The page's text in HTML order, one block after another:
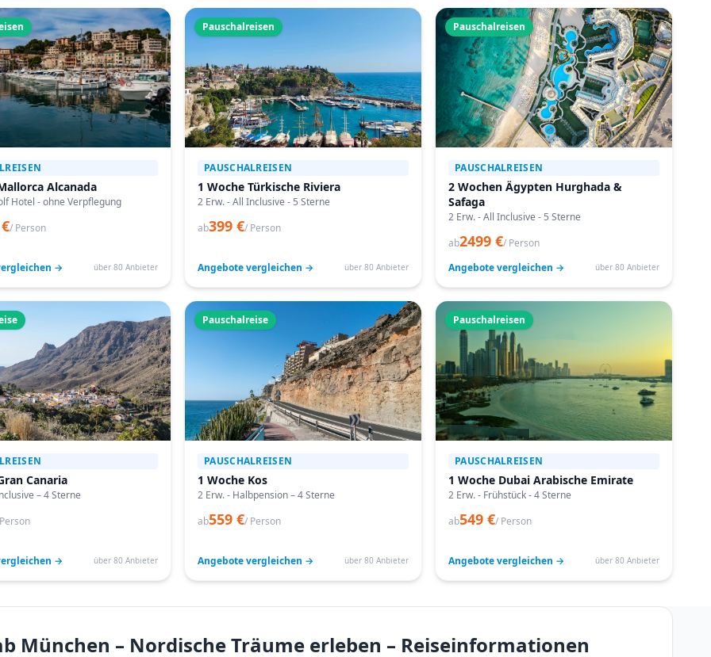
Alcanada
Hotel - ohne Verpflegung
/ Person
→ über 80 Anbieter
Pauschalreisen
PAUSCHALREISEN
1 Woche Türkische Riviera
2 Erw. - All Inclusive - 5 Sterne
ab399 €/ Person
Angebote vergleichen → über 80 Anbieter
Pauschalreisen
PAUSCHALREISEN
2 Wochen Ägypten Hurghada &
Safaga
2 Erw. - All Inclusive - 5 Sterne
ab2499 €/ Person
Angebote vergleichen →
über 80 Anbieter
Canaria
– 4 Sterne
→ über 80 Anbieter
Pauschalreise
PAUSCHALREISEN
1 Woche Kos
2 Erw. - Halbpension – 4 Sterne
ab559 €/ Person
Angebote vergleichen → über 80 Anbieter
Pauschalreisen
PAUSCHALREISEN
1 Woche Dubai Arabische Emirate
2 Erw. - Frühstück - 4 Sterne
ab549 €/ Person
Angebote vergleichen → über 80 Anbieter
München – Nordische Träume erleben – Reiseinformationen